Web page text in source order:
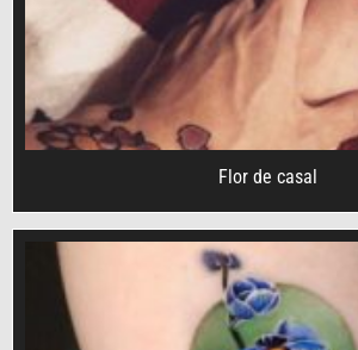
Flor de casal